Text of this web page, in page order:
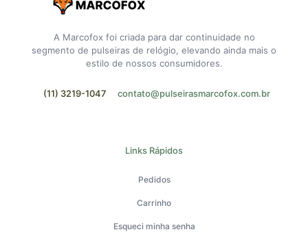
A Marcofox foi criada para dar continuidade no
segmento de pulseiras de relógio, elevando ainda mais o
estilo de nossos consumidores.
(11) 3219-1047 contato@pulseirasmarcofox.com.br
Links Rápidos
Pedidos
Carrinho
Esqueci minha senha